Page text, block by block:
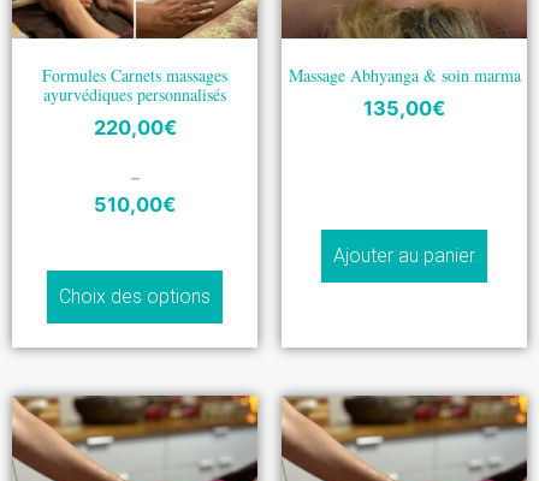
Formules Carnets massages
ayurvédiques personnalisés
220,00€
–
510,00€
Choix des options
Massage Abhyanga & soin marma
135,00€
Ajouter au panier